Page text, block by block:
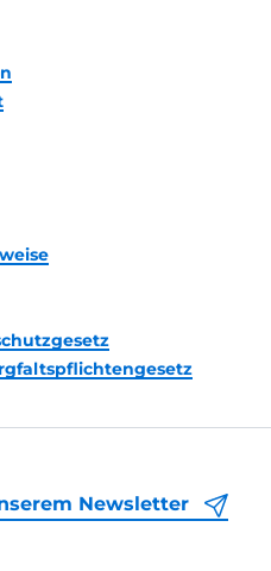
Newsletter